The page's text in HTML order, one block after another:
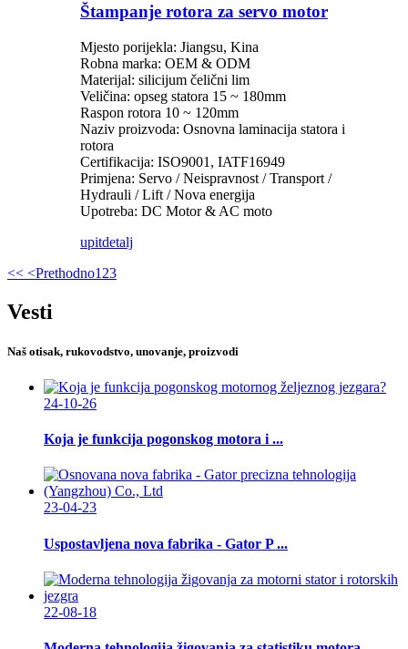
Štampanje rotora za servo motor
Mjesto porijekla: Jiangsu, Kina
Robna marka: OEM & ODM
Materijal: silicijum čelični lim
Veličina: opseg statora 15 ~ 180mm
Raspon rotora 10 ~ 120mm
Naziv proizvoda: Osnovna laminacija statora i
rotora
Certifikacija: ISO9001, IATF16949
Primjena: Servo / Neispravnost / Transport /
Hydrauli / Lift / Nova energija
Upotreba: DC Motor & AC moto
upitdetalj
<< <Prethodno1 23
Vesti
Naš otisak, rukovodstvo, unovanje, proizvodi
24-10-26
Koja je funkcija pogonskog motora i ...
23-04-23
Uspostavljena nova fabrika - Gator P ...
22-08-18